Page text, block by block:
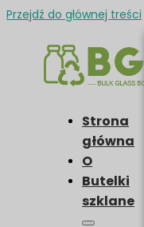
Przejdź do głównej treści
Strona
główna
O
Butelki
szklane